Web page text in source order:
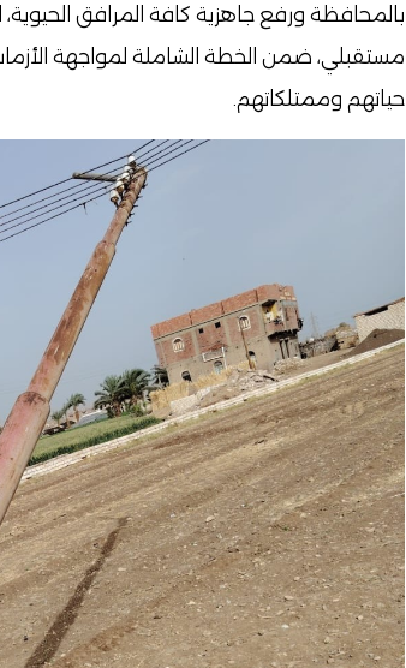
بالمحافظة ورفع جاهزية كافة المرافق
مستقبلي، ضمن الخطة الشاملة لمواجهة
حياتهم وممتلكاتهم.